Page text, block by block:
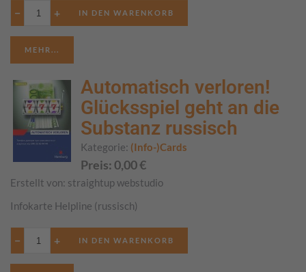
− +
MEHR...
Automatisch verloren!
Glücksspiel geht an die
Substanz russisch
Kategorie: (Info-)Cards
Preis: 0,00€
Erstellt von: straightup webstudio
Infokarte Helpline (russisch)
− +